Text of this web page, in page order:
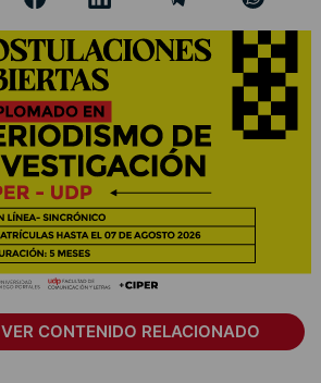
VER CONTENIDO RELACIONADO